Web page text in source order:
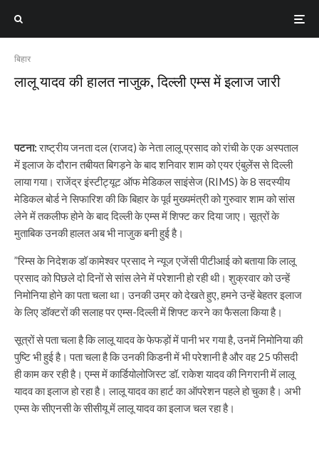
बिहार
लालू यादव की हालत नाजुक, दिल्ली एम्स में इलाज जारी
पटना:राष्ट्रीय जनता दल (राजद) के नेता लालू प्रसाद को रांची के एक अस्पताल
में इलाज के दौरान तबीयत बिगड़ने के बाद शनिवार शाम को एयर एंबुलेंस से दिल्ली
लाया गया। राजेंद्र इंस्टीट्यूट ऑफ मेडिकल साइंसेज (RIMS) के 8 सदस्यीय
मेडिकल बोर्ड ने सिफारिश की कि बिहार के पूर्व मुख्यमंत्री को गुरुवार शाम को सांस
लेने में तकलीफ होने के बाद दिल्ली के एम्स में शिफ्ट कर दिया जाए। सूत्रों के
मुताबिक उनकी हालत अब भी नाजुक बनी हुई है।
”रिम्स के निदेशक डॉ कामेश्वर प्रसाद ने न्यूज एजेंसी पीटीआई को बताया कि लालू
प्रसाद को पिछले दो दिनों से सांस लेने में परेशानी हो रही थी। शुक्रवार को उन्हें
निमोनिया होने का पता चला था। उनकी उम्र को देखते हुए, हमने उन्हें बेहतर इलाज
के लिए डॉक्टरों की सलाह पर एम्स-दिल्ली में शिफ्ट करने का फैसला किया है।
सूत्रों से पता चला है कि लालू यादव के फेफड़ों में पानी भर गया है, उनमें निमोनिया की
पुष्टि भी हुई है। पता चला है कि उनकी किडनी में भी परेशानी है और वह 25 फीसदी
ही काम कर रही है। एम्स में कार्डियोलोजिस्ट डॉ. राकेश यादव की निगरानी में लालू
यादव का इलाज हो रहा है। लालू यादव का हार्ट का ऑपरेशन पहले हो चुका है। अभी
एम्स के सीएनसी के सीसीयू में लालू यादव का इलाज चल रहा है।